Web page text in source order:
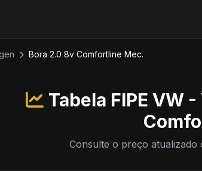
Bora 2.0 8v Comfortline Mec.
Tabela FIPE VW
Consulte o preço atualizado